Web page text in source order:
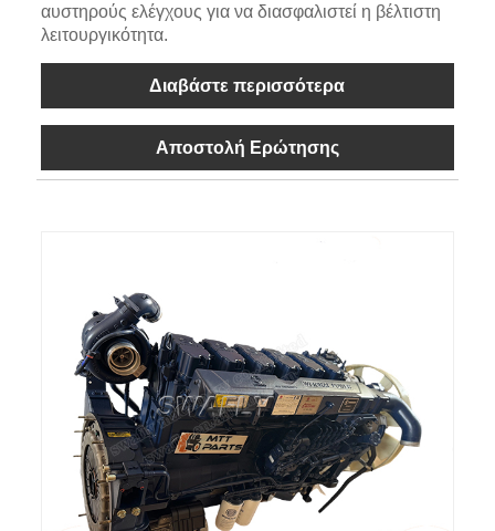
αυστηρούς ελέγχους για να διασφαλιστεί η βέλτιστη
λειτουργικότητα.
Διαβάστε περισσότερα
Αποστολή Ερώτησης